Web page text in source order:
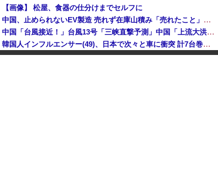
【画像】 松屋、食器の仕分けまでセルフに
中国、止められないEV製造 売れず在庫山積み「売れたこと」にして補助金を騙し取る事案を思いつきが横行
中国「台風接近！」台風13号「三峡直撃予測」中国「上流大洪水！（三峡上流」中国都市「8/5の映像（動画」三峡ダム「緊急放流（決壊危機」中国「下流大水害（震え声」→
韓国人インフルエンサー(49)、日本で次々と車に衝突 計7台巻き込み 八王子
岸田文雄元首相「円安を阻止するために日米の通貨当局が実施した為替介入は一時しのぎに過ぎない」